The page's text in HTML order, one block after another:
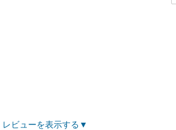
レビューを表示する